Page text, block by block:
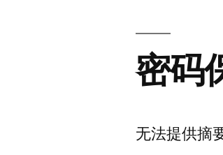
密码
无法提供摘